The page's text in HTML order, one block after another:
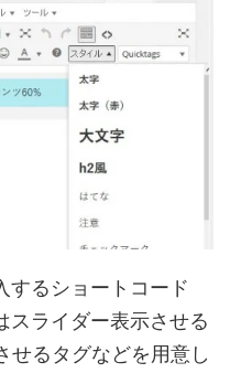
するショートコード
スライダー表示させる
せるタグなどを用意し